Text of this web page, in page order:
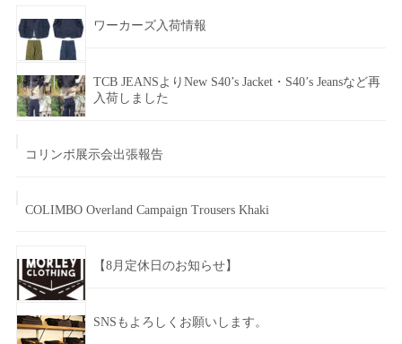
ワーカーズ入荷情報
TCB JEANSよりNew S40’s Jacket・S40’s Jeansなど再
入荷しました
コリンボ展示会出張報告
COLIMBO Overland Campaign Trousers Khaki
【8月定休日のお知らせ】
SNSもよろしくお願いします。